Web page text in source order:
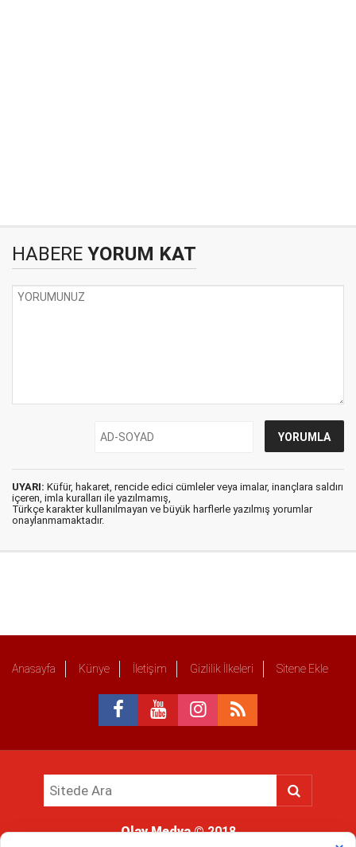
HABERE YORUM KAT
UYARI: Küfür, hakaret, rencide edici cümleler veya imalar, inançlara saldırı
içeren, imla kuralları ile yazılmamış,
Türkçe karakter kullanılmayan ve büyük harflerle yazılmış yorumlar
onaylanmamaktadır.
Anasayfa Künye İletişim Gizlilik İlkeleri Sitene Ekle
Olay Medya© 2018